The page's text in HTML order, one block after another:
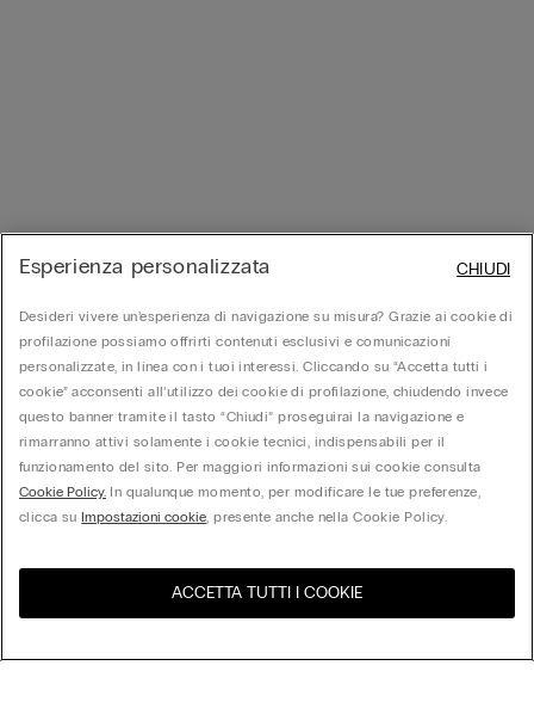
Visita l'e-store del tuo paese United States
Esperienza personalizzata
Desideri vivere un’esperienza di navigazione su misura? Grazie ai cookie di
profilazione possiamo offrirti contenuti esclusivi e comunicazioni
personalizzate, in linea con i tuoi interessi. Cliccando su “Accetta tutti i
cookie” acconsenti all’utilizzo dei cookie di profilazione, chiudendo invece
questo banner tramite il tasto “Chiudi” proseguirai la navigazione e
rimarranno attivi solamente i cookie tecnici, indispensabili per il
funzionamento del sito. Per maggiori informazioni sui cookie consulta
Cookie Policy. In qualunque momento, per modificare le tue preferenze,
clicca suImpostazioni cookie, presente anche nella Cookie Policy.
ACCETTA TUTTI I COOKIE
CHIUDI